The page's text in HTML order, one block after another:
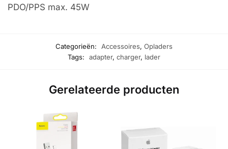
PDO/PPS max. 45W
Categorieën: Accessoires, Opladers
Tags:
adapter, charger, lader
Gerelateerde producten